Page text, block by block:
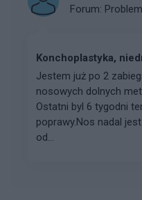
Forum:
Konchoplastyka,
Jestem już po 2
nosowych dolnych
Ostatni byl 6 tygodni
poprawy.Nos nadal
od...